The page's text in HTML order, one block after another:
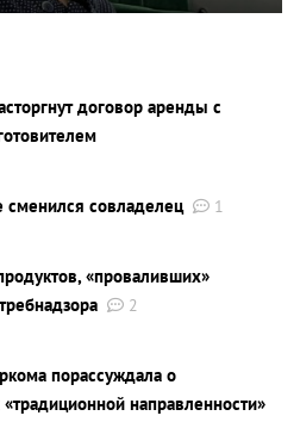
договор аренды с
сменился совладелец
1
«проваливших»
2
порассуждала о
направленности»